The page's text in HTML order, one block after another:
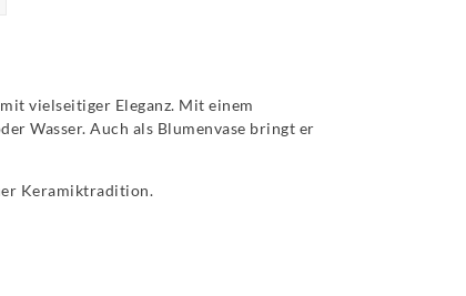
vielseitiger Eleganz. Mit einem
Wasser. Auch als Blumenvase bringt er
Keramiktradition.